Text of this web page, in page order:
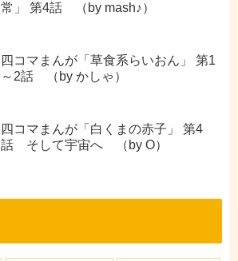
常」 第4話 （by mash♪）
四コマまんが「草食系らいおん」 第1
～2話 （by かしゃ）
四コマまんが「白くまの赤子」 第4
話 そして宇宙へ （by O）